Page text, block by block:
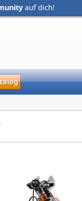
auf dich!